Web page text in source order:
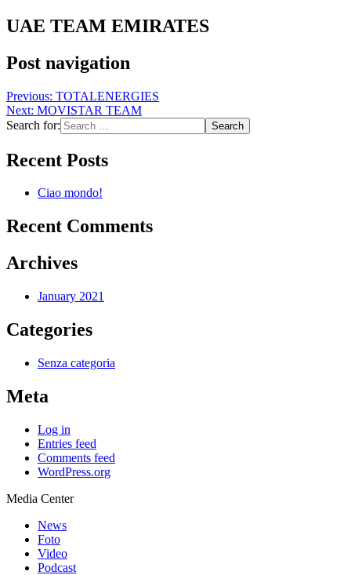
UAE TEAM EMIRATES
Post navigation
Previous: TOTALENERGIES
Next: MOVISTAR TEAM
Search for:
Recent Posts
Ciao mondo!
Recent Comments
Archives
January 2021
Categories
Senza categoria
Meta
Log in
Entries feed
Comments feed
WordPress.org
Media Center
News
Foto
Video
Podcast